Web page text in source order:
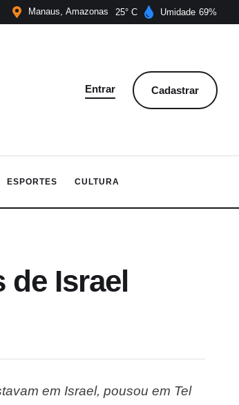
Manaus Amazonas 25 Umidade 69
Entrar Cadastrar
ESPORTES CULTURA
de Israel
em Israel, pousou em Tel